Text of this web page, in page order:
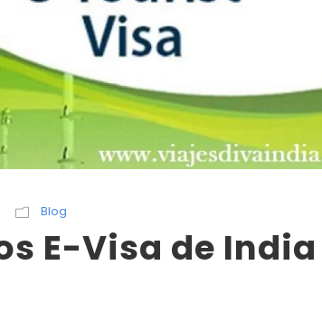
Blog
E-Visa de India